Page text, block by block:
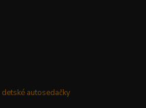
detské autosedačky